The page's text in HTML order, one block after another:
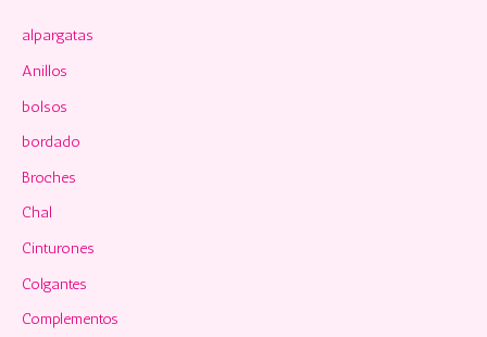
r
p
o
r
alpargatas
Anillos
bolsos
bordado
Broches
Chal
Cinturones
Colgantes
Complementos